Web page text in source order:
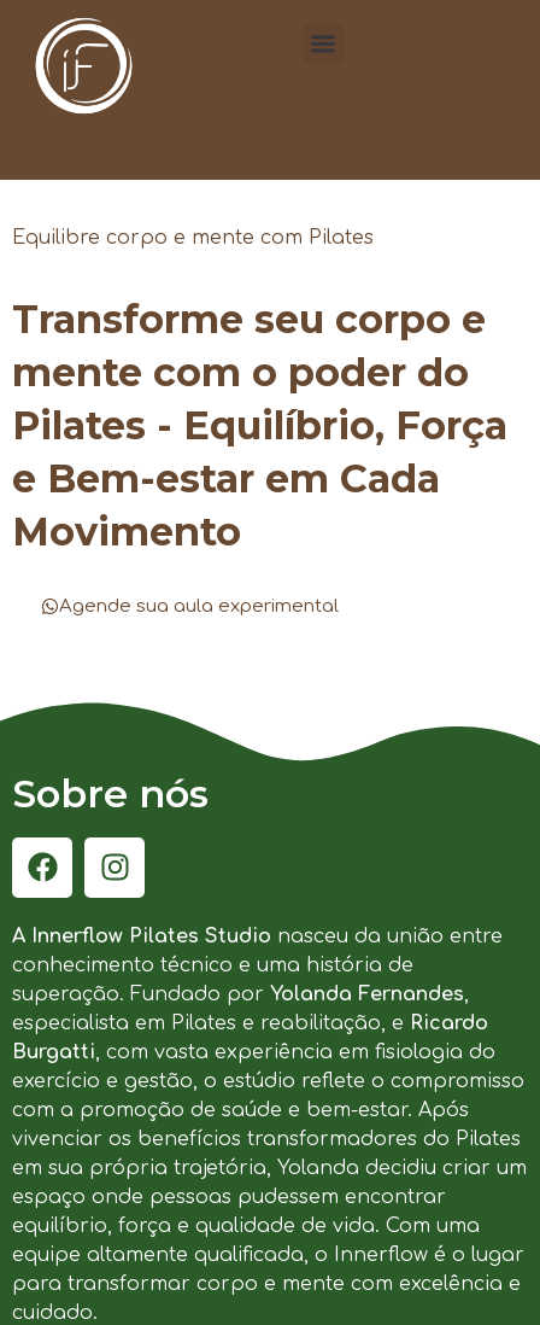
Equilibre corpo e mente com Pilates
Transforme seu corpo e
mente com o poder do
Pilates - Equilíbrio, Força
e Bem-estar em Cada
Movimento
Agende sua aula experimental
Sobre nós
A Innerflow Pilates Studio nasceu da união entre
conhecimento técnico e uma história de
superação. Fundado por Yolanda Fernandes,
especialista em Pilates e reabilitação, e Ricardo
Burgatti, com vasta experiência em fisiologia do
exercício e gestão, o estúdio reflete o compromisso
com a promoção de saúde e bem-estar. Após
vivenciar os benefícios transformadores do Pilates
em sua própria trajetória, Yolanda decidiu criar um
espaço onde pessoas pudessem encontrar
equilíbrio, força e qualidade de vida. Com uma
equipe altamente qualificada, o Innerflow é o lugar
para transformar corpo e mente com excelência e
cuidado.